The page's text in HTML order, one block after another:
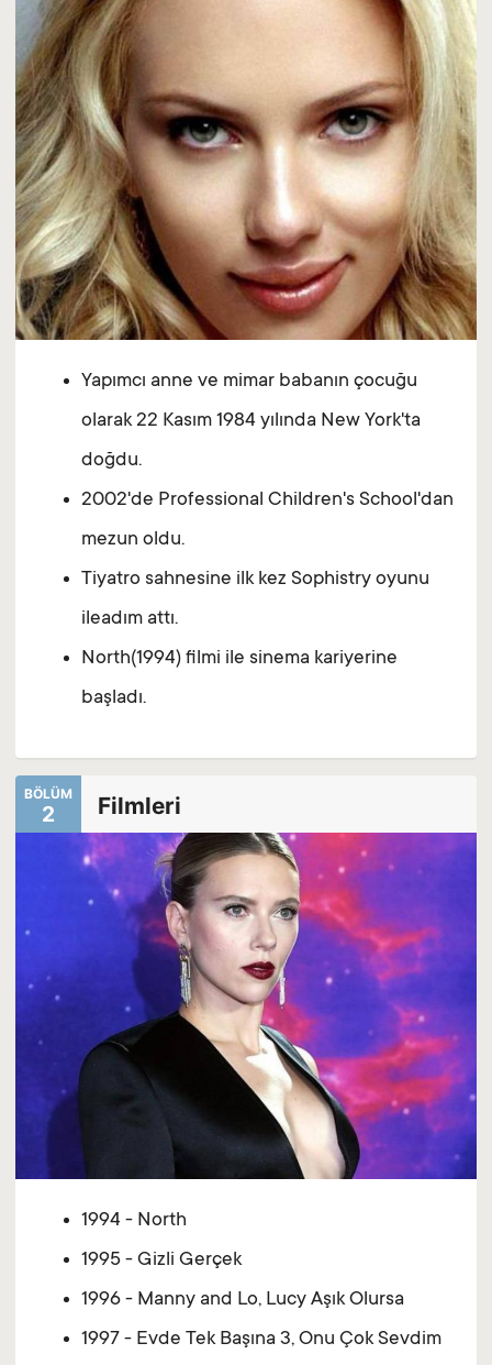
Yapımcı anne ve mimar babanın çocuğu
olarak 22 Kasım 1984 yılında New York'ta
doğdu.
2002'de Professional Children's School'dan
mezun oldu.
Tiyatro sahnesine ilk kez Sophistry oyunu
ileadım attı.
North(1994) filmi ile sinema kariyerine
başladı.
BÖLÜM
2 Filmleri
1994 - North
1995 - Gizli Gerçek
1996 - Manny and Lo, Lucy Aşık Olursa
1997 - Evde Tek Başına 3, Onu Çok Sevdim